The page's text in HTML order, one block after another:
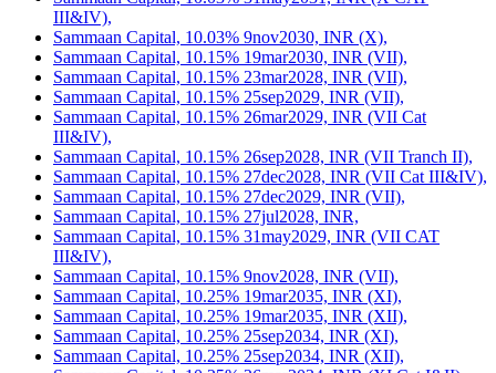
III&IV),
Sammaan Capital, 10.03% 9nov2030, INR (X),
Sammaan Capital, 10.15% 19mar2030, INR (VII),
Sammaan Capital, 10.15% 23mar2028, INR (VII),
Sammaan Capital, 10.15% 25sep2029, INR (VII),
Sammaan Capital, 10.15% 26mar2029, INR (VII Cat
III&IV),
Sammaan Capital, 10.15% 26sep2028, INR (VII Tranch II),
Sammaan Capital, 10.15% 27dec2028, INR (VII Cat III&IV),
Sammaan Capital, 10.15% 27dec2029, INR (VII),
Sammaan Capital, 10.15% 27jul2028, INR,
Sammaan Capital, 10.15% 31may2029, INR (VII CAT
III&IV),
Sammaan Capital, 10.15% 9nov2028, INR (VII),
Sammaan Capital, 10.25% 19mar2035, INR (XI),
Sammaan Capital, 10.25% 19mar2035, INR (XII),
Sammaan Capital, 10.25% 25sep2034, INR (XI),
Sammaan Capital, 10.25% 25sep2034, INR (XII),